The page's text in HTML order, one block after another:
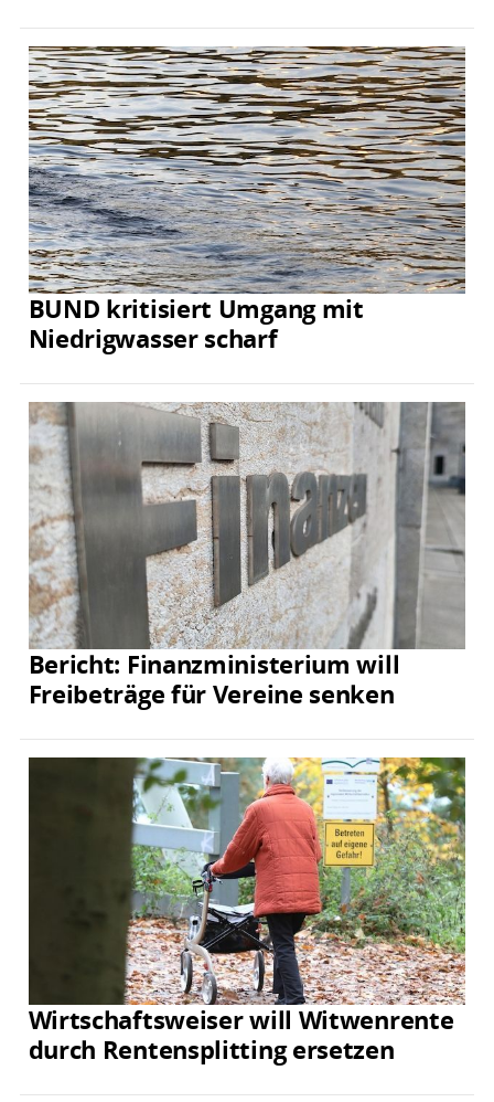
BUND kritisiert Umgang mit
Niedrigwasser scharf
Bericht: Finanzministerium will
Freibeträge für Vereine senken
Wirtschaftsweiser will Witwenrente
durch Rentensplitting ersetzen